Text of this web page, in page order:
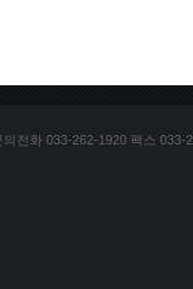
전화 033-262-1920 팩스 033-